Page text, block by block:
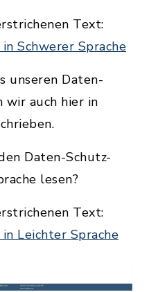
Text:
Schwerer Sprache
unseren Daten-
wir auch hier in
Daten-Schutz-
lesen?
Text:
Leichter Sprache